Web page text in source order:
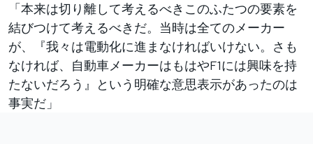
「本来は切り離して考えるべきこのふたつの要素を
結びつけて考えるべきだ。当時は全てのメーカー
が、『我々は電動化に進まなければいけない。さも
なければ、自動車メーカーはもはやF1には興味を持
たないだろう』という明確な意思表示があったのは
事実だ」